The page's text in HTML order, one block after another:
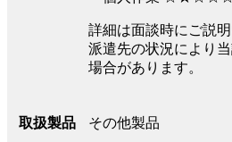
詳細は面談時にご説明
派遣先の状況により
場合があります。
取扱製品 その他製品